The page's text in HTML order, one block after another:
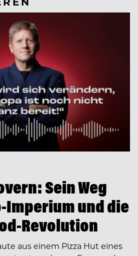
Sein Weg
Imperium und die
Revolution
aus einem Pizza Hut eines